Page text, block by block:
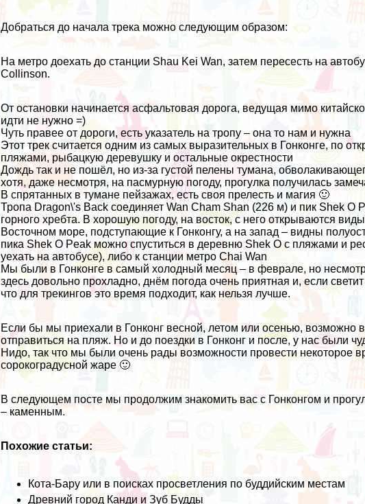
Добраться до начала трека можно следующим образом:
На метро доехать до станции Shau Kei Wan, затем пересесть на
Collinson.
От остановки начинается асфальтовая дорога, ведущая мимо
идти не нужно =)
Чуть правее от дороги, есть указатель на тропу – она то нам и нужна
Этот трек считается одним из самых выразительных в Гонконге, по
пляжами, рыбацкую деревушку и остальные окрестности
Дождь так и не пошёл, но из-за густой пелены тумана,
хотя, даже несмотря, на пасмурную погоду, прогулка получилась
В спрятанных в тумане пейзажах, есть своя прелесть и магия 🙂
Тропа Dragon\'s Back соединяет Wan Cham Shan (226 м) и пик Shek O
горного хребта. В хорошую погоду, на восток, с него открываются
Восточном море, подступающие к Гонконгу, а на запад – видны
пика Shek O Peak можно спуститься в деревню Shek O с пляжами и
уехать на автобусе), либо к станции метро Chai Wan
Мы были в Гонконге в самый холодный месяц – в феврале, но
здесь довольно прохладно, днём погода очень приятная и, если
что для трекингов это время подходит, как нельзя лучше.
Если бы мы приехали в Гонконг весной, летом или осенью, возможно
отправиться на пляж. Но и до поездки в Гонконг и после, у нас были
Нидо, так что мы были очень рады возможности провести некоторое
сорокоградусной жаре 🙂
В следующем посте мы продолжим знакомить вас с Гонконгом и
– каменным.
Похожие статьи:
Кота-Бару или в поисках просветления по буддийским местам
Древний город Канди и Зуб Будды